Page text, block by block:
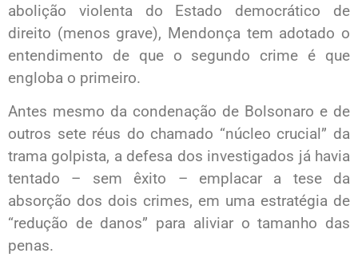
abolição violenta do Estado democrático de
direito (menos grave), Mendonça tem adotado o
entendimento de que o segundo crime é que
engloba o primeiro.
Antes mesmo da condenação de Bolsonaro e de
outros sete réus do chamado “núcleo crucial” da
trama golpista, a defesa dos investigados já havia
tentado – sem êxito – emplacar a tese da
absorção dos dois crimes, em uma estratégia de
“redução de danos” para aliviar o tamanho das
penas.